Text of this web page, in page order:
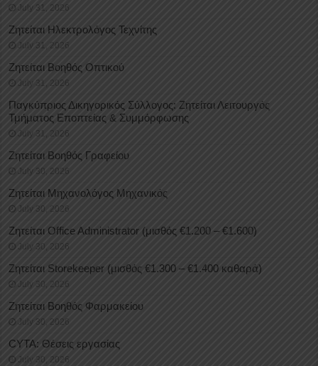
July 31, 2026
Ζητείται Ηλεκτρολόγος Τεχνίτης
July 31, 2026
Ζητείται Βοηθός Οπτικού
July 31, 2026
Παγκύπριος Δικηγορικός Σύλλογος: Ζητείται Λειτουργός
Τμήματος Εποπτείας & Συμμόρφωσης
July 31, 2026
Ζητείται Βοηθός Γραφείου
July 30, 2026
Ζητείται Μηχανολόγος Μηχανικός
July 30, 2026
Ζητείται Office Administrator (μισθός €1.200 – €1.600)
July 30, 2026
Ζητείται Storekeeper (μισθός €1.300 – €1.400 καθαρά)
July 30, 2026
Ζητείται Βοηθός Φαρμακείου
July 30, 2026
CYTA: Θέσεις εργασίας
July 30, 2026